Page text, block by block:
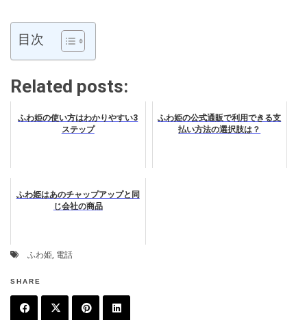
目次
Related posts:
ふわ姫の使い方はわかりやすい3
ステップ
ふわ姫の公式通販で利用できる支
払い方法の選択肢は？
ふわ姫はあのチャップアップと同
じ会社の商品
ふわ姫, 電話
SHARE